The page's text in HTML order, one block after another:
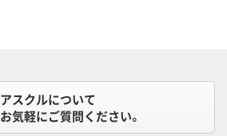
アスクルについて
お気軽にご質問ください。